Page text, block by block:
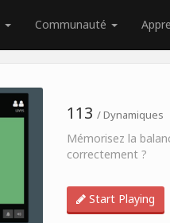
Communauté
113 / Dynamiques
Mémorisez la
correctement ?
Start Playing